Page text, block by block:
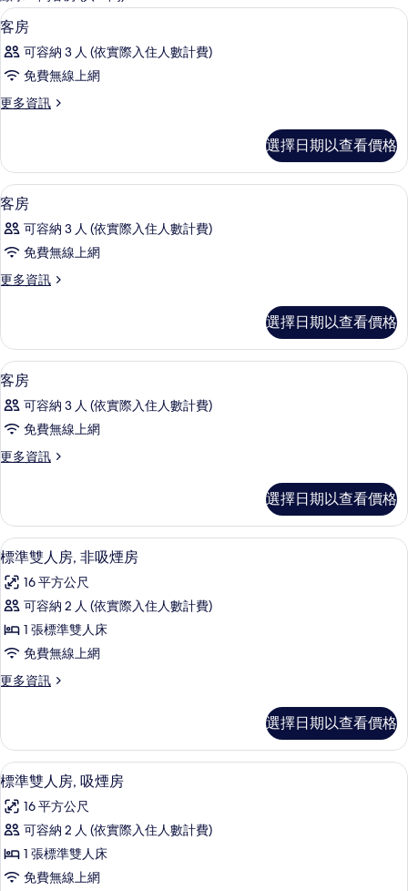
客
房
篩
選
件
顯
示
客
的
有
相
片
1
客房
可容納 3 人 (依實際入住人數計費)
免費無線上網
更多資訊
更
的
詳
情
選擇日期以查看價格
顯
示
客
的
有
相
片
1
客房
可容納 3 人 (依實際入住人數計費)
免費無線上網
更多資訊
更
的
詳
情
選擇日期以查看價格
顯
示
客
的
有
相
片
1
客房
可容納 3 人 (依實際入住人數計費)
免費無線上網
更多資訊
更
的
詳
情
選擇日期以查看價格
顯
示
標
準
雙
房,
吸
煙
房
的
所
有
相
6
標準雙人房, 非吸煙房
16 平方公尺
可容納 2 人 (依實際入住人數計費)
1 張標準雙人床
免費無線上網
更多資訊
更
雙
人
房,
吸
煙
的
詳
選擇日期以查看價格
顯
示
標
準
雙
6
標準雙人房, 吸煙房
16 平方公尺
可容納 2 人 (依實際入住人數計費)
1 張標準雙人床
免費無線上網